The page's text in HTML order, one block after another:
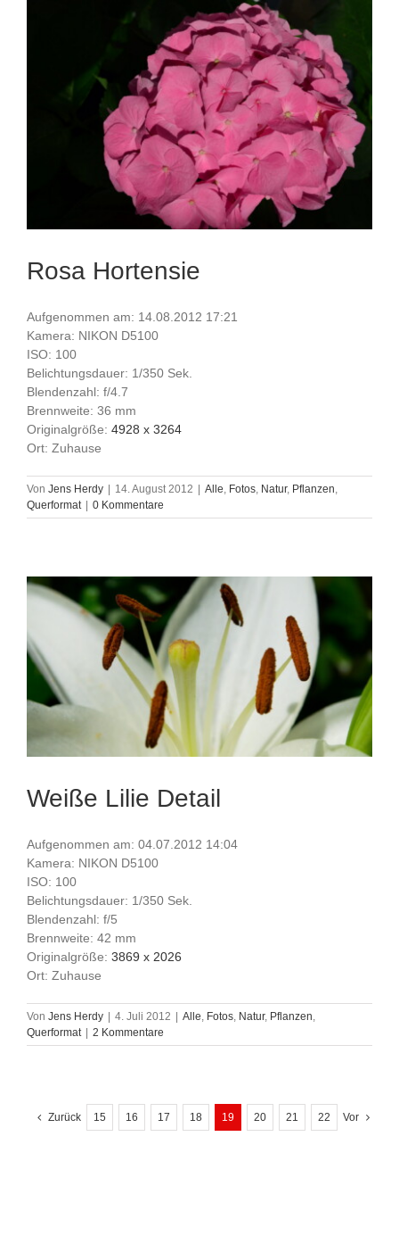
Rosa Hortensie
Aufgenommen am: 14.08.2012 17:21
Kamera: NIKON D5100
ISO: 100
Belichtungsdauer: 1/350 Sek.
Blendenzahl: f/4.7
Brennweite: 36 mm
Originalgröße: 4928 x 3264
Ort: Zuhause
Von Jens Herdy | 14. August 2012 | Alle Fotos Natur, Pflanzen
Querformat | 0 Kommentare
Weiße Lilie Detail
Aufgenommen am: 04.07.2012 14:04
Kamera: NIKON D5100
ISO: 100
Belichtungsdauer: 1/350 Sek.
Blendenzahl: f/5
Brennweite: 42 mm
Originalgröße: 3869 x 2026
Ort: Zuhause
Von Jens Herdy 4. Juli 2012 Alle, Fotos, Natur, Pflanzen,
Querformat
2 Kommentare
Zurück 15 16 17 18 19 20 21 22 Vor